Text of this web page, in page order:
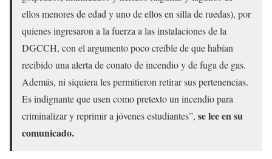
ellos menores de edad y uno de ellos en silla de ruedas), por
quienes ingresaron a la fuerza a las instalaciones de la
DGCCH, con el argumento poco creíble de que habían
recibido una alerta de conato de incendio y de fuga de gas.
Además, ni siquiera les permitieron retirar sus pertenencias.
Es indignante que usen como pretexto un incendio para
criminalizar y reprimir a jóvenes estudiantes”, se lee en su
comunicado.